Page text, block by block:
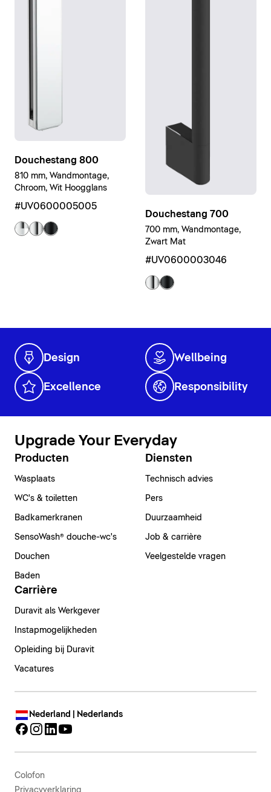
Douchestang 800
810 mm, Wandmontage,
Chroom, Wit Hoogglans
#UV0600005005
Douchestang 700
700 mm, Wandmontage,
Zwart Mat
#UV0600003046
Design Wellbeing
Excellence Responsibility
Upgrade Your Everyday
Producten
Wasplaats
WC's & toiletten
Badkamerkranen
SensoWash® douche-wc's
Douchen
Baden
Diensten
Technisch advies
Pers
Duurzaamheid
Job & carrière
Veelgestelde vragen
Carrière
Duravit als Werkgever
Instapmogelijkheden
Opleiding bij Duravit
Vacatures
Nederland | Nederlands
Colofon